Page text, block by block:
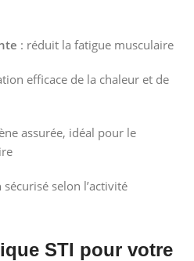
: réduit la fatigue musculaire
efficace de la chaleur et de
assurée, idéal pour le
selon l’activité
STI pour votre